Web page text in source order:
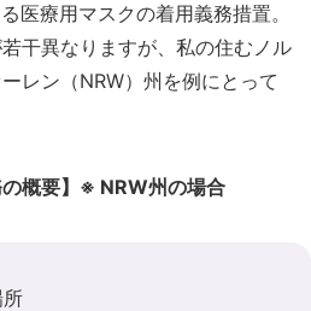
医療用マスクの着用義務措置。
干異なりますが、私の住むノル
レン（NRW）州を例にとって
の概要】※ NRW州の場合